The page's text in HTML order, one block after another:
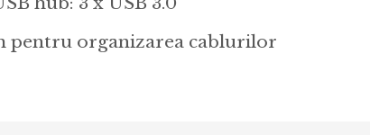
pentru organizarea cablurilor